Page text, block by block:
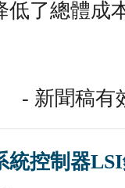
低了總體成
- 新聞稿有
統控制器